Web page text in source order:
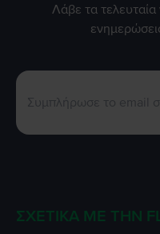
Λάβε τα τελευταία
ΣΧΕΤΙΚΆ ΜΕ ΤΗΝ